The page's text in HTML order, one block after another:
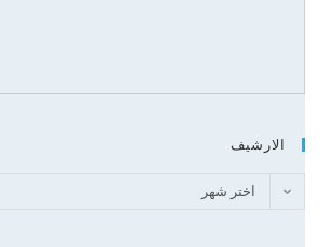
الارشيف
اختر شهر